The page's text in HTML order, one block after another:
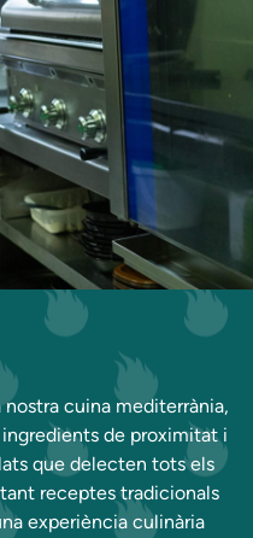
cuina mediterrània,
de proximitat i
que delecten tots els
receptes tradicionals
experiència culinària